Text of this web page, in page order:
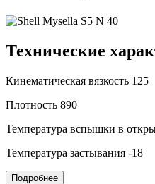
Технические
Кинематическая вязкость 125
Плотность 890
Температура вспышки в
Температура застывания -18
Подробнее